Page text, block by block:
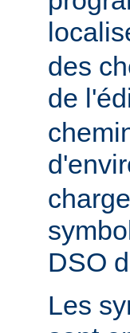
des
de
DSO
Les